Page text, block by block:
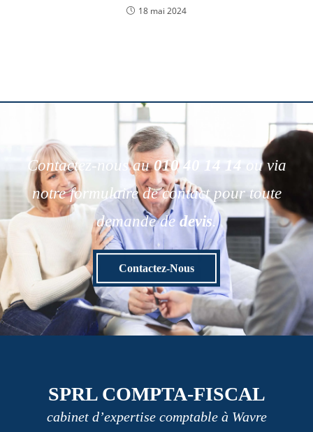
18 mai 2024
Contactez-nous au010 40 14 14
ou via
notre formulaire de contact pour toute
demande de devis.
Contactez-Nous
SPRL COMPTA-FISCAL
cabinet d’expertise comptable à Wavre